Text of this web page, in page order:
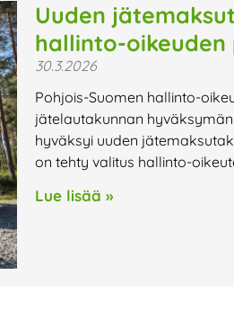
Uuden
hallinto-
30.3.2026
Pohjois-Suomen hallinto-
jätelautakunnan
hyväksyi uuden
on tehty valitus hallinto-
Lue lisää »